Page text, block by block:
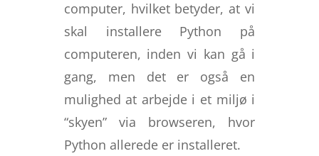
computer, hvilket betyder, at vi
skal installere Python på
computeren, inden vi kan gå i
gang, men det er også en
mulighed at arbejde i et miljø i
“skyen” via browseren, hvor
Python allerede er installeret.